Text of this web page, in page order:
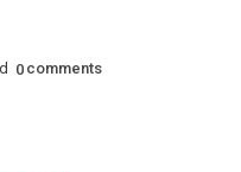
0 comments